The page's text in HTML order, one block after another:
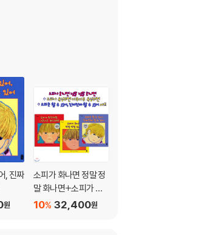
, 진짜
원
소피가 화나면 정말 정
말 화나면+소피가 속
상하면 너무너무 속상
32,400원
10%